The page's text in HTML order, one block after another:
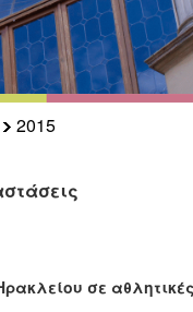
2015
σε